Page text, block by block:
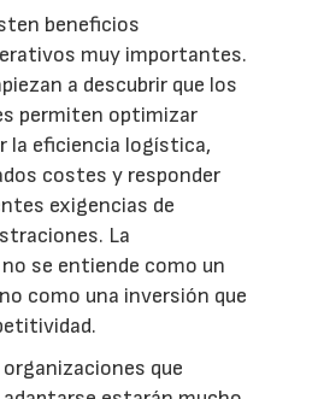
beneficios
muy importantes.
a descubrir que los
permiten optimizar
la eficiencia logística,
costes y responder
exigencias de
La
se entiende como un
como una inversión que
que